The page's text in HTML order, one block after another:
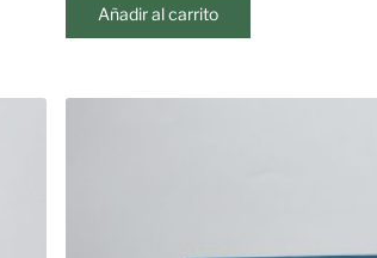
Añadir al carrito